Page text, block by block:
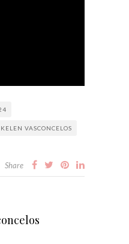
KELEN VASCONCELOS
Share